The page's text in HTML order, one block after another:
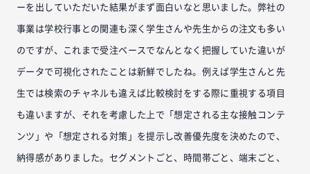
ーを出していただいた結果がまず面白いなと思いました。弊社の
事業は学校行事との関連も深く学生さんや先生からの注文も多い
のですが、これまで受注ベースでなんとなく把握していた違いが
データで可視化されたことは新鮮でしたね。例えば学生さんと先
生では検索のチャネルも違えば比較検討をする際に重視する項目
も違いますが、それを考慮した上で「想定される主な接触コンテ
ンツ」や「想定される対策」を提示し改善優先度を決めたので、
納得感がありました。セグメントごと、時間帯ごと、端末ごと、